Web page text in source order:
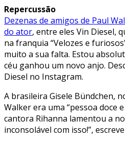
Repercussão
Dezenas de amigos de Paul
do ator, entre eles Vin Diesel,
na franquia “Velozes e
muito a sua falta. Estou
céu ganhou um novo anjo.
Diesel no Instagram.
A brasileira Gisele Bündchen,
Walker era uma “pessoa doce
cantora Rihanna lamentou a
inconsolável com isso!”,